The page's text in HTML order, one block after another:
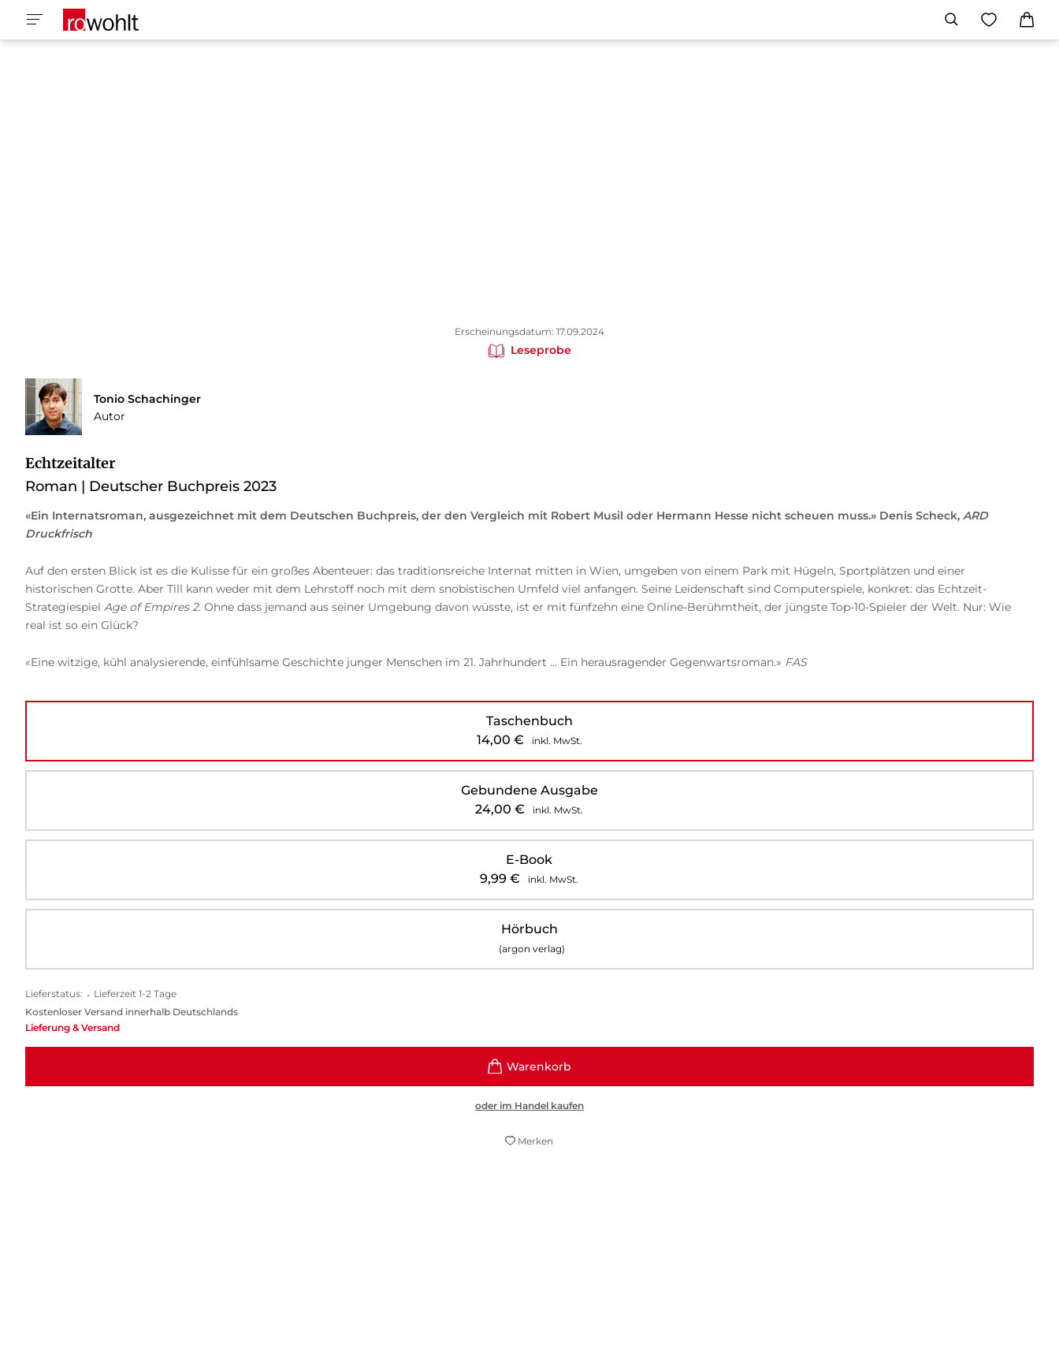
Erscheinungsdatum: 17.09.2024
Leseprobe
Tonio Schachinger
Autor
Echtzeitalter
Roman | Deutscher Buchpreis 2023
«Ein Internatsroman, ausgezeichnet mit dem Deutschen Buchpreis, der den Vergleich mit Robert Musil oder Hermann Hesse nicht scheuen muss.» Denis Scheck, ARD
Druckfrisch
Auf den ersten Blick ist es die Kulisse für ein großes Abenteuer: das traditionsreiche Internat mitten in Wien, umgeben von einem Park mit Hügeln, Sportplätzen und einer
historischen Grotte. Aber Till kann weder mit dem Lehrstoff noch mit dem snobistischen Umfeld viel anfangen. Seine Leidenschaft sind Computerspiele, konkret: das Echtzeit-
Strategiespiel Age of Empires 2. Ohne dass jemand aus seiner Umgebung davon wüsste, ist er mit fünfzehn eine Online-Berühmtheit, der jüngste Top-10-Spieler der Welt. Nur: Wie
real ist so ein Glück?
«Eine witzige, kühl analysierende, einfühlsame Geschichte junger Menschen im 21. Jahrhundert ... Ein herausragender Gegenwartsroman.» FAS
Taschenbuch
14,00 € inkl. MwSt.
Gebundene Ausgabe
24,00€ inkl. MwSt.
E-Book
9,99€ inkl. MwSt.
Hörbuch
(argon verlag)
Lieferstatus: • Lieferzeit 1-2 Tage
Kostenloser Versand innerhalb Deutschlands
Lieferung & Versand
oder im Handel kaufen
Merken